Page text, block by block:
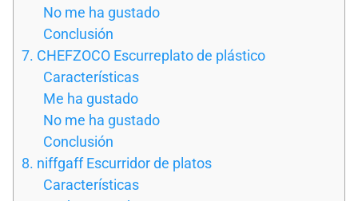
No me ha gustado
Conclusión
7. CHEFZOCO Escurreplato de plástico
Características
Me ha gustado
No me ha gustado
Conclusión
8. niffgaff Escurridor de platos
Características